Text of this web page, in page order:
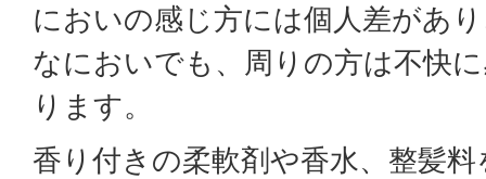
においの感じ方には個人差があ
なにおいでも、周りの方は不快
ります。
香り付きの柔軟剤や香水、整髪